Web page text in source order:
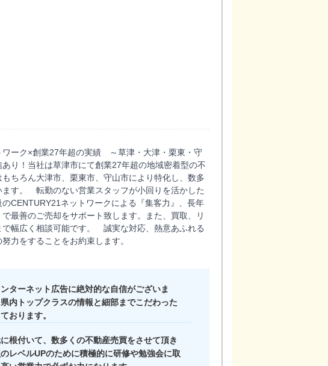
内の様子
ワーク×創業27年超の実績 ～草津・大津・栗東・守
り！当社は草津市にて創業27年超の地域密着型の不
ちろん大津市、栗東市、守山市により特化し、数多
ます。 転勤のない営業スタッフが小回りを活かした
のCENTURY21ネットワークによる『集客力』、長年
最善のご売却をサポート致します。また、買取、リ
で幅広く相談可能です。 誠実な対応、熱意あふれる
力をすることをお約束します。
ンターネット広告に絶対的な自信がございま
内トップクラスの情報と細部までこだわった
おります。
に根付いて、数多くの不動産売買をさせて頂き
レベルUPのために積極的に研修や勉強会に取